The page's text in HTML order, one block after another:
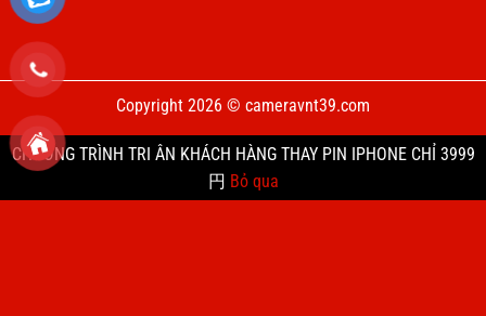
Nó vẫn được thiết kế CPU Intel Core i5 lõi tứ xung nhịp
1.4GHz nhưng hiệu năng như vậy là quá đủ để sử dụng
hằng ngày và thậm chí là có khả năng xử lý một số tác vụ
chuyên sâu. Bên cạnh đó, khách hàng cũng sẽ có màn hình
Retina sáng hơn với độ sáng 500 nits cùng dải màu P3. Bộ
Copyright 2026 © cameravnt39.com
CHƯƠNG TRÌNH TRI ÂN KHÁCH HÀNG THAY PIN IPHONE CHỈ 3999
円 Bỏ qua